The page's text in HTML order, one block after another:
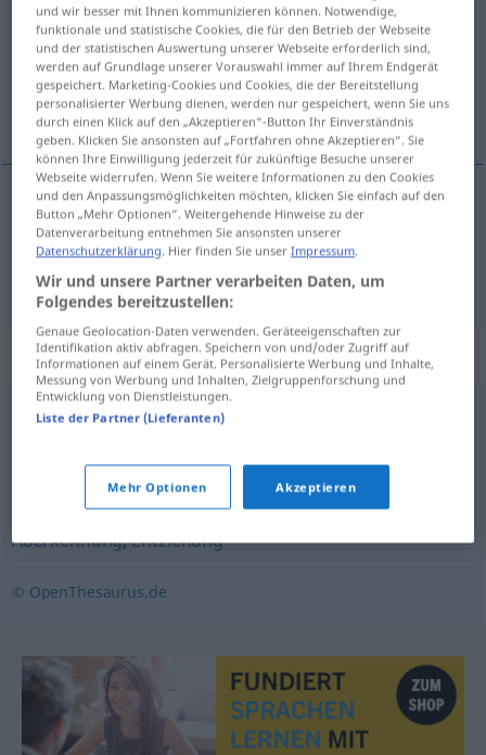
Übersicht aller Übersetzungen
(Für mehr Details die Übersetzung anklicken/antippen)
ıskat, kesilme
ıskat EntzugFührerscheinetc
kesilme ( -DEN) Entzug MED
Synonyme für "Entzug"
Abstinenz ,Ausfall,Entbehrung
Entziehung,Extrakt
Aberkennung,Entziehung
© OpenThesaurus.de
und wir besser mit Ihnen kommunizieren können. Notwendige,
funktionale und statistische Cookies, die für den Betrieb der Webseite
und der statistischen Auswertung unserer Webseite erforderlich sind,
werden auf Grundlage unserer Vorauswahl immer auf Ihrem Endgerät
gespeichert. Marketing-Cookies und Cookies, die der Bereitstellung
personalisierter Werbung dienen, werden nur gespeichert, wenn Sie uns
durch einen Klick auf den „Akzeptieren“-Button Ihr Einverständnis
geben. Klicken Sie ansonsten auf „Fortfahren ohne Akzeptieren“. Sie
können Ihre Einwilligung jederzeit für zukünftige Besuche unserer
Webseite widerrufen. Wenn Sie weitere Informationen zu den Cookies
und den Anpassungsmöglichkeiten möchten, klicken Sie einfach auf den
Button „Mehr Optionen“. Weitergehende Hinweise zu der
Datenverarbeitung entnehmen Sie ansonsten unserer
Datenschutzerklärung. Hier finden Sie unserImpressum.
Wir und unsere Partner verarbeiten Daten, um
Folgendes bereitzustellen:
Genaue Geolocation-Daten verwenden. Geräteeigenschaften zur
Identifikation aktiv abfragen. Speichern von und/oder Zugriff auf
Informationen auf einem Gerät. Personalisierte Werbung und Inhalte,
Messung von Werbung und Inhalten, Zielgruppenforschung und
Entwicklung von Dienstleistungen.
Liste der Partner (Lieferanten)
Mehr Optionen Akzeptieren